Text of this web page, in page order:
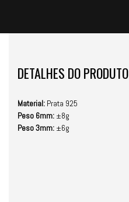
DETALHES DO PRODUTO
Material: Prata 925
Peso 6mm: ±8g
Peso 3mm: ±6g